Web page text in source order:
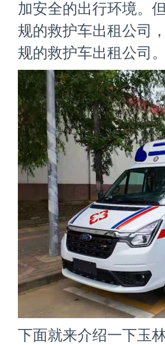
加安全的出行环境。
规的救护车出租公司
规的救护车出租公司。
下面就来介绍一下玉